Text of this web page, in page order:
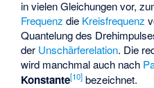
in vielen Gleichungen vor,
Frequenz die Kreisfrequenz
Quantelung des
der Unschärferelation. Die
wird manchmal auch nach
Konstante[10] bezeichnet.